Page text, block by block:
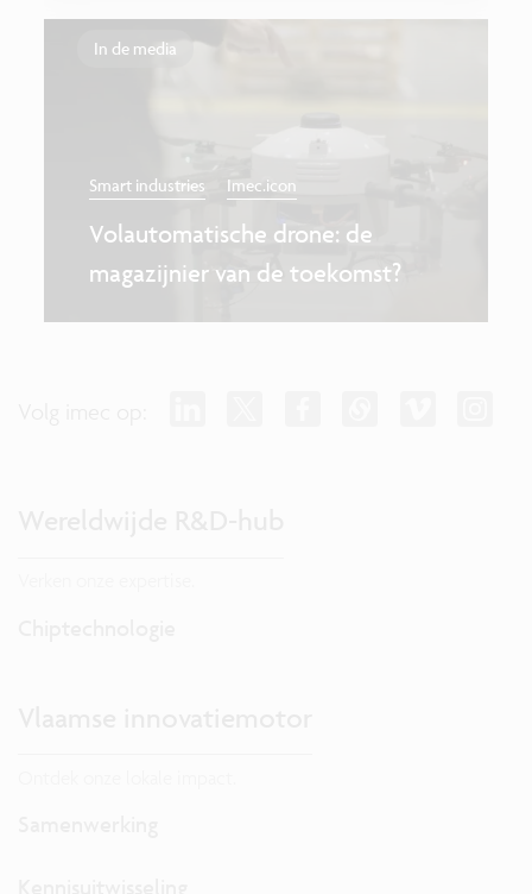
In de media
Smart industries Imec.icon
Volautomatische drone: de
magazijnier van de toekomst?